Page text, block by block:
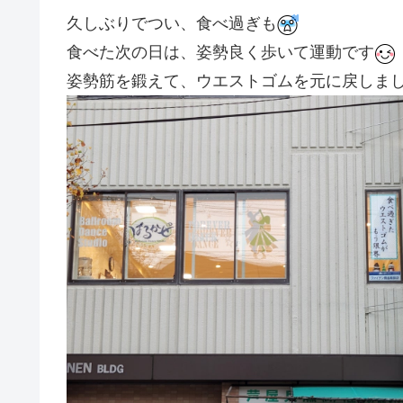
久しぶりでつい、食べ過ぎも
食べた次の日は、姿勢良く歩いて運動です
姿勢筋を鍛えて、ウエストゴムを元に戻しま